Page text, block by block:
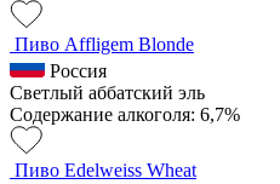
Пиво Affligem Blonde
Россия
Светлый аббатский эль
Содержание алкоголя: 6,7%
Пиво Edelweiss Wheat